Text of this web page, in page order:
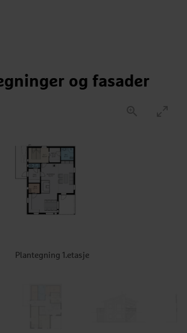
og fasader
Plantegning 1.etasje